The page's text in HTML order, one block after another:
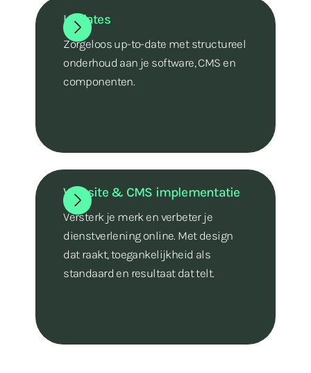
Updates
Zorgeloos up-to-date met structureel
onderhoud aan je software, CMS en
componenten.
Website & CMS implementatie
Versterk je merk en verbeter je
dienstverlening online. Met design
dat raakt, toegankelijkheid als
standaard en resultaat dat telt.